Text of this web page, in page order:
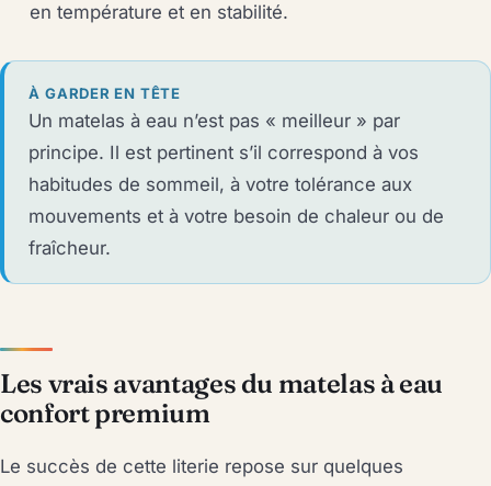
en température et en stabilité.
À GARDER EN TÊTE
Un matelas à eau n’est pas « meilleur » par
principe. Il est pertinent s’il correspond à vos
habitudes de sommeil, à votre tolérance aux
mouvements et à votre besoin de chaleur ou de
fraîcheur.
Les vrais avantages du matelas à eau
confort premium
Le succès de cette literie repose sur quelques